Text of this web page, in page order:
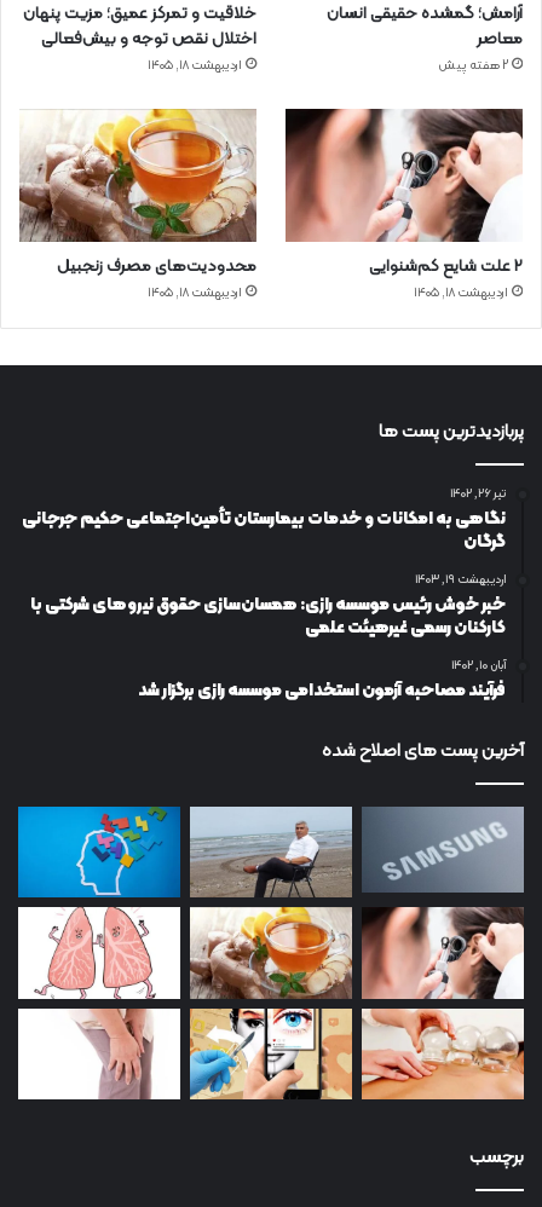
آرامش؛ گمشده حقیقی انسان
معاصر
2 هفته پیش
خلاقیت و تمرکز عمیق؛ مزیت پنهان
اختلال نقص توجه و بیش‌فعالی
اردیبهشت ۱۸, ۱۴۰۵
۲ علت شایع‌ کم‌شنوایی
اردیبهشت ۱۸, ۱۴۰۵
محدودیت‌های مصرف زنجبیل
اردیبهشت ۱۸, ۱۴۰۵
پربازدیدترین پست ها
تیر ۲۶, ۱۴۰۲
نگاهی به امکانات و خدمات بیمارستان تأمین‌اجتماعی حکیم جرجانی
گرگان
اردیبهشت ۱۹, ۱۴۰۳
خبر خوش رئیس موسسه رازی: همسان‌سازی حقوق نیروهای شرکتی با
کارکنان رسمی غیرهیئت علمی
آبان ۱۰, ۱۴۰۲
فرآیند مصاحبه آزمون استخدامی موسسه رازی برگزار شد
آخرین پست های اصلاح شده
برچسب